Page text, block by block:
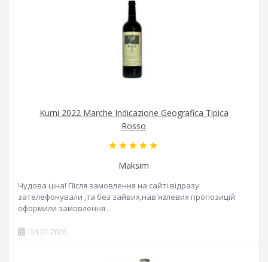
Kurni 2022 Marche Indicazione Geografica Tipica
Rosso
Maksim
Чудова ціна! Після замовлення на сайті відразу
зателефонували ,та без зайвих,нав'язлевих пропозицій
оформили замовлення ..
04.01.2026